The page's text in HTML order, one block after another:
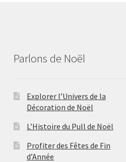
Parlons de Noël
Explorer l’Univers de la
Décoration de Noël
L’Histoire du Pull de Noël
Profiter des Fêtes de Fin
d’Année